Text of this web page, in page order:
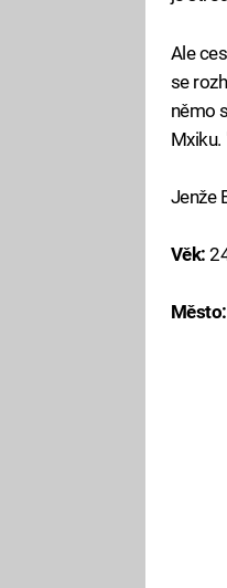
Ale
se
němo
Mxiku.
Jenže
Věk:
Město: